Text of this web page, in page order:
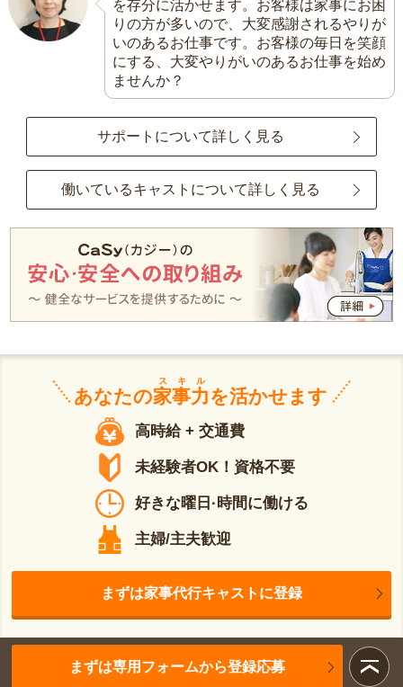
を存分に活かせます。お客様は家事にお困
りの方が多いので、大変感謝されるやりが
いのあるお仕事です。お客様の毎日を笑顔
にする、大変やりがいのあるお仕事を始め
ませんか？
サポートについて詳しく見る
働いているキャストについて詳しく見る
あなたの家事力
スキル
を活かせます
高時給 + 交通費
未経験者OK！資格不要
好きな曜日·時間に働ける
主婦/主夫歓迎
まずは家事代行キャストに登録
まずは専用フォームから登録応募